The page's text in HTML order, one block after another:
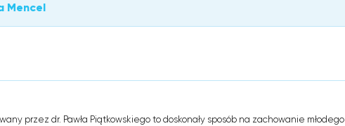
Mencel
przez dr. Pawła Piątkowskiego to doskonały sposób na zachowanie młodego